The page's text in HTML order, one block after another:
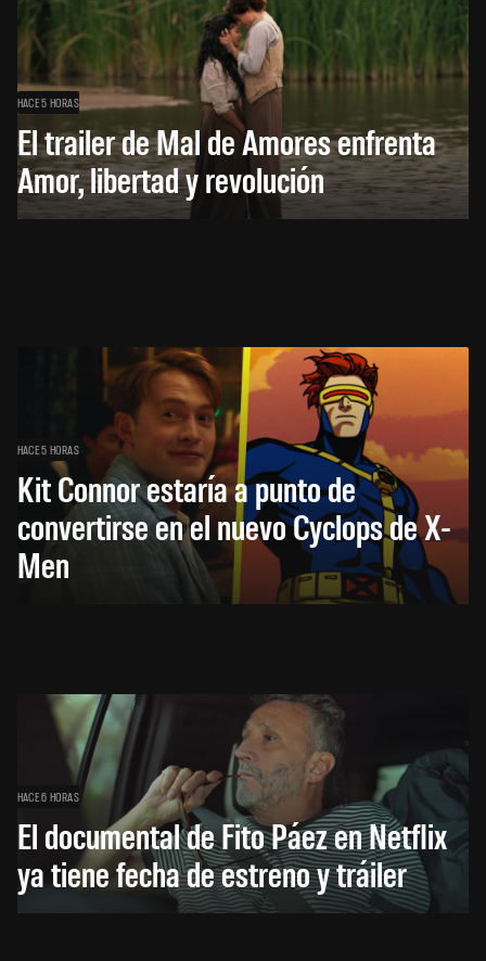
HACE 5 HORAS
El trailer de Mal de Amores enfrenta
Amor, libertad y revolución
HACE 5 HORAS
Kit Connor estaría a punto de
convertirse en el nuevo Cyclops de X-
Men
HACE 6 HORAS
El documental de Fito Páez en Netflix
ya tiene fecha de estreno y tráiler